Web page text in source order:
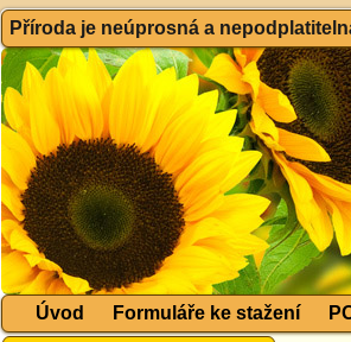
Příroda je neúprosná a
Úvod Formuláře ke stažení